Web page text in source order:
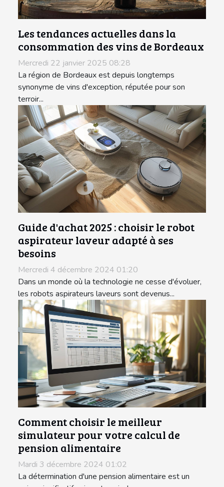
Les tendances actuelles dans la
consommation des vins de Bordeaux
Mercredi 22 janvier 2025 08:28
La région de Bordeaux est depuis longtemps
synonyme de vins d'exception, réputée pour son
terroir...
Guide d'achat 2025 : choisir le robot
aspirateur laveur adapté à ses
besoins
Mercredi 4 décembre 2024 01:20
Dans un monde où la technologie ne cesse d'évoluer,
les robots aspirateurs laveurs sont devenus...
Comment choisir le meilleur
simulateur pour votre calcul de
pension alimentaire
Mardi 3 décembre 2024 01:02
La détermination d'une pension alimentaire est un